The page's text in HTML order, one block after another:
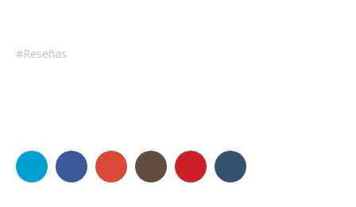
Reseñas
Twitter FacebookGoogle+InstagramPinterest